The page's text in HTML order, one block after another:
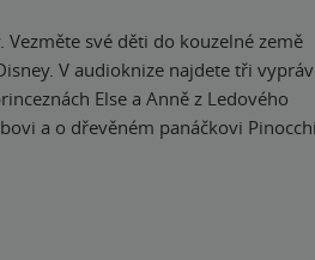
své děti do kouzelné země
V audioknize najdete tři
Else a Anně z Ledového
a o dřevěném panáčkovi